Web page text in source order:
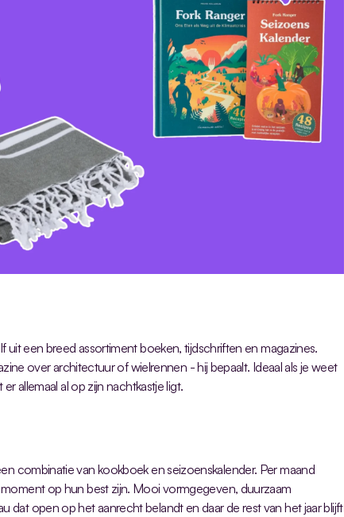
uit een breed assortiment boeken, tijdschriften en magazines.
over architectuur of wielrennen - hij bepaalt. Ideaal als je weet
allemaal al op zijn nachtkastje ligt.
combinatie van kookboek en seizoenskalender. Per maand
op hun best zijn. Mooi vormgegeven, duurzaam
dat open op het aanrecht belandt en daar de rest van het jaar blijft